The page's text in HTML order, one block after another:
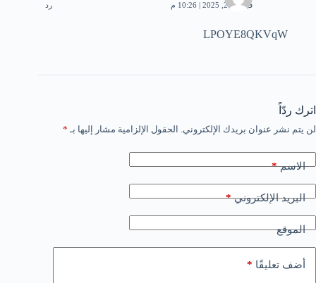
فبراير 20, 2025 | 10:26 م رد
LPOYE8QKVqW
اترك ردّاً
لن يتم نشر عنوان بريدك الإلكتروني. الحقول الإلزامية مشار إليها بـ *
الاسم*
البريد الإلكتروني*
الموقع
أضف تعليقًا *